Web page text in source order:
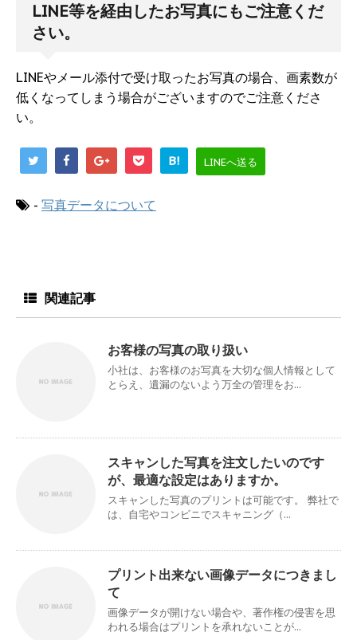
LINE等を経由したお写真にもご注意くだ
さい。
LINEやメール添付で受け取ったお写真の場合、画素数が
低くなってしまう場合がございますのでご注意くださ
い。
B! LINEへ送る
- 写真データについて
関連記事
お客様の写真の取り扱い
小社は、お客様のお写真を大切な個人情報として
とらえ、遺漏のないよう万全の管理をお...
スキャンした写真を注文したいのです
が、最適な設定はありますか。
スキャンした写真のプリントは可能です。 弊社で
は、自宅やコンビニでスキャニング（...
プリント出来ない画像データにつきまし
て
画像データが開けない場合や、著作権の侵害を思
われる場合はプリントを承れないことが...